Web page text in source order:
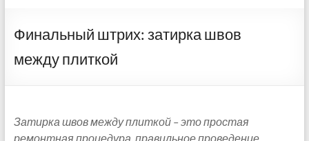
Финальный штрих: затирка швов
между плиткой
Затирка швов между плиткой – это простая
ремонтная процедура, правильное проведение